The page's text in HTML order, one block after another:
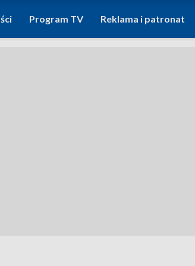
Program TV Reklama i patronat